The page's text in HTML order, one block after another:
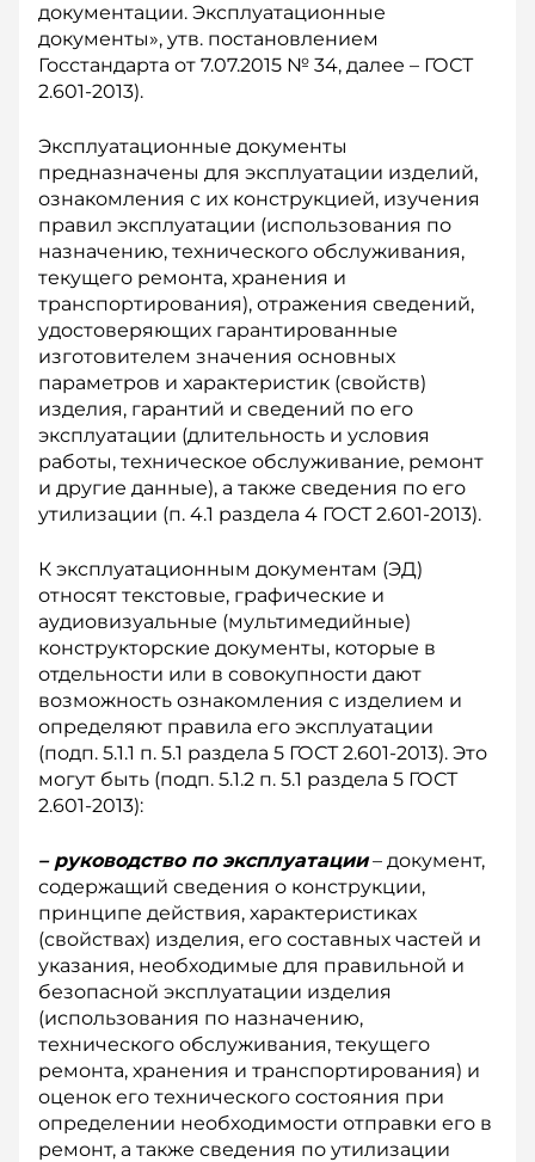
документации. Эксплуатационные
документы», утв. по­становлением
Госстандарта от 7.07.2015 № 34, далее – ГОСТ
2.601-2013).
Эксплуатационные документы
предназначены для эксплуатации изделий,
ознакомления с их конструкцией, изучения
правил эксплуатации (использования по
назначению, технического обслуживания,
текущего ремонта, хранения и
транспортирования), отражения сведений,
удостоверяющих гарантированные
изготовителем значения основных
параметров и характеристик (свойств)
изделия, гарантий и сведений по его
эксплуатации (длительность и условия
работы, техническое обслуживание, ремонт
и другие данные), а также сведения по его
утилизации (п. 4.1 раздела 4 ГОСТ 2.601-2013).
К эксплуатационным документам (ЭД)
относят текстовые, графические и
аудиовизуальные (мультимедийные)
конструкторские документы, которые в
отдельности или в совокупности дают
возможность ознакомления с изделием и
определяют правила его эксплуатации
(подп. 5.1.1 п. 5.1 раздела 5 ГОСТ 2.601-2013). Это
могут быть (подп. 5.1.2 п. 5.1 раздела 5 ГОСТ
2.601-2013):
– руководство по эксплуатации– документ,
содержащий сведения о конструкции,
принципе действия, характеристиках
(свойствах) изделия, его составных частей и
указания, необходимые для правильной и
безопасной эксплуатации изделия
(использования по назначению,
технического обслуживания, текущего
ремонта, хранения и транспортирования) и
оценок его технического состояния при
определении необходимости отправки его в
ремонт, а также сведения по утилизации